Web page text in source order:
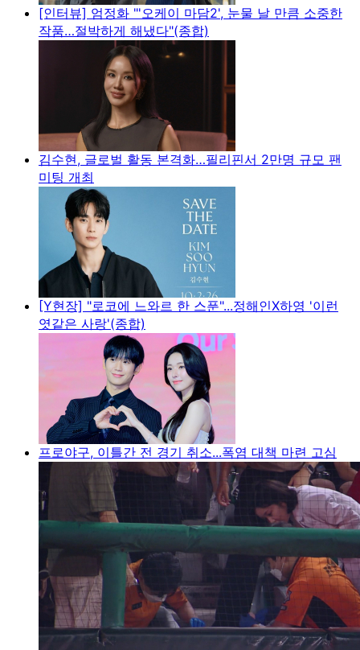
[인터뷰] 엄정화 "'오케이 마담2', 눈물 날 만큼 소중한
작품…절박하게 해냈다"(종합)
김수현, 글로벌 활동 본격화…필리핀서 2만명 규모 팬
미팅 개최
[Y현장] "로코에 느와르 한 스푼"...정해인X하영 '이런
엿같은 사랑'(종합)
프로야구, 이틀간 전 경기 취소...폭염 대책 마련 고심